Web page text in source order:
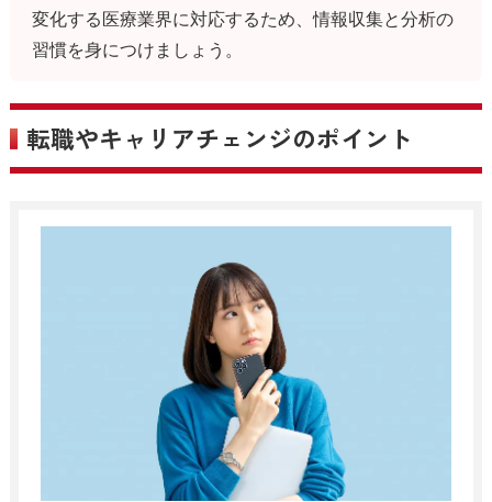
変化する医療業界に対応するため、情報収集と分析の
習慣を身につけましょう。
転職やキャリアチェンジのポイント